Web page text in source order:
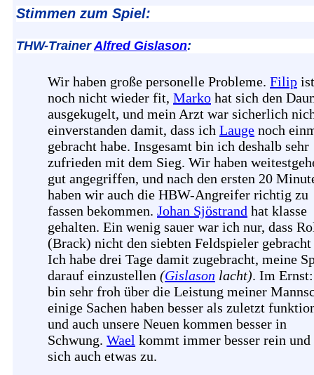
Stimmen zum Spiel:
THW-TrainerAlfred Gislason:
Wir haben große personelle Probleme. Filip ist
noch nicht wieder fit, Marko hat sich den
ausgekugelt, und mein Arzt war sicherlich
einverstanden damit, dass ich Lauge noch
gebracht habe. Insgesamt bin ich deshalb sehr
zufrieden mit dem Sieg. Wir haben
gut angegriffen, und nach den ersten 20
haben wir auch die HBW-Angreifer richtig zu
fassen bekommen. Johan Sjöstrand hat klasse
gehalten. Ein wenig sauer war ich nur, dass
(Brack) nicht den siebten Feldspieler gebracht
Ich habe drei Tage damit zugebracht, meine
darauf einzustellen (Gislason lacht). Im
bin sehr froh über die Leistung meiner
einige Sachen haben besser als zuletzt
und auch unsere Neuen kommen besser in
Schwung. Wael kommt immer besser rein
sich auch etwas zu.